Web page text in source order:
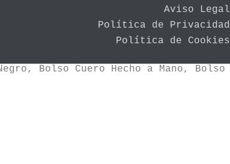
Aviso Legal
Política de Privacidad
Política de Cookies